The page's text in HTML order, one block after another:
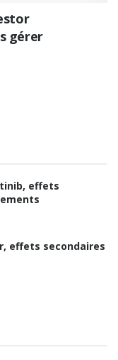
gérer
effets
effets secondaires